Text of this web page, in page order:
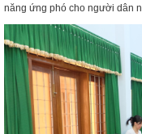
năng ứng phó cho người dân